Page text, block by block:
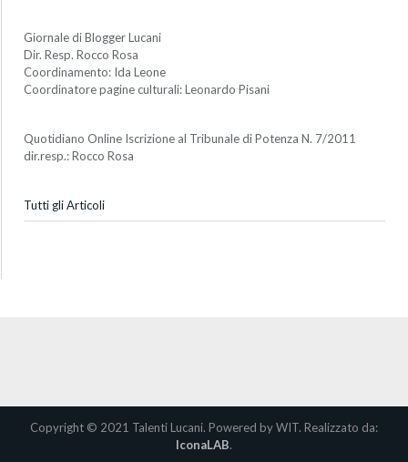
Giornale di Blogger Lucani
Dir. Resp. Rocco Rosa
Coordinamento: Ida Leone
Coordinatore pagine culturali: Leonardo Pisani
Quotidiano Online Iscrizione al Tribunale di Potenza N. 7/2011
dir.resp.: Rocco Rosa
Tutti gli Articoli
Copyright © 2021 Talenti Lucani. Powered by WIT. Realizzato da:
IconaLAB.